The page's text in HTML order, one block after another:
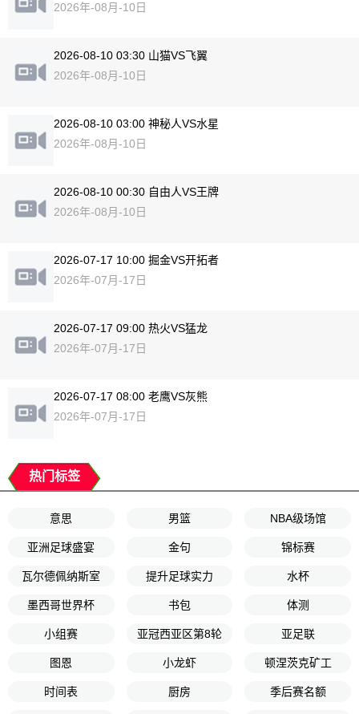
2026年-08月-10日
2026-08-10 03:30 山猫VS飞翼
2026年-08月-10日
2026-08-10 03:00 神秘人VS水星
2026年-08月-10日
2026-08-10 00:30 自由人VS王牌
2026年-08月-10日
2026-07-17 10:00 掘金VS开拓者
2026年-07月-17日
2026-07-17 09:00 热火VS猛龙
2026年-07月-17日
2026-07-17 08:00 老鹰VS灰熊
2026年-07月-17日
热门标签
意思 男篮 NBA级场馆
亚洲足球盛宴 金句 锦标赛
瓦尔德佩纳斯室 提升足球实力 水杯
墨西哥世界杯 书包 体测
小组赛 亚冠西亚区第8轮 亚足联
图恩 小龙虾 顿涅茨克矿工
时间表 厨房 季后赛名额